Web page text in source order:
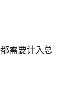
需要计入总